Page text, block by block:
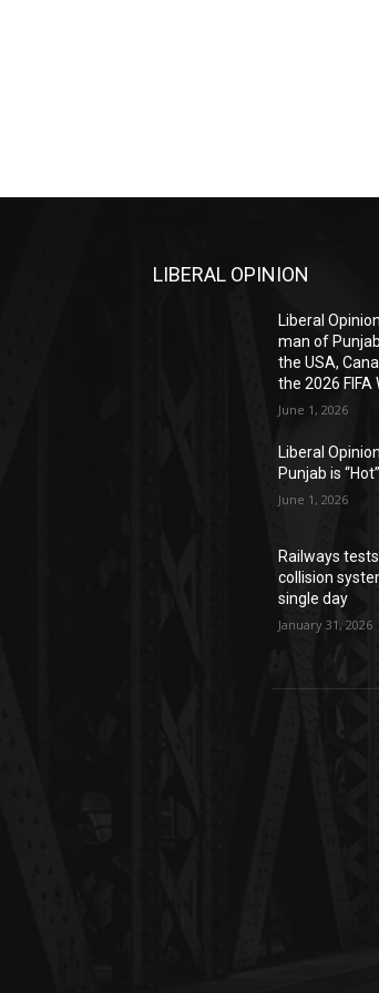
LIBERAL OPINION
Liberal
man of
the USA,
the 2026 FIFA
June 1, 2026
Liberal
Punjab is “Hot”
June 1, 2026
Railways
collision
single day
January 31, 2026